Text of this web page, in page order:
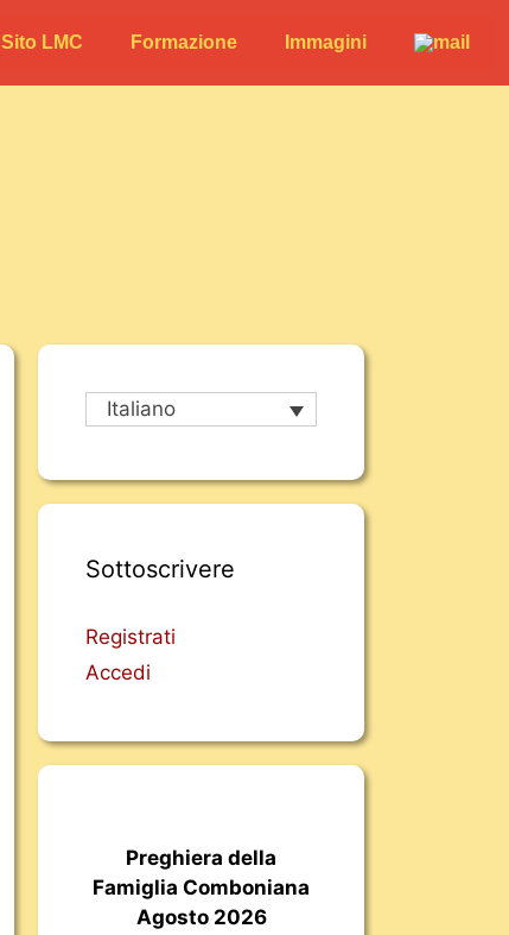
Sito LMC Formazione Immagini
Italiano
Sottoscrivere
Registrati
Accedi
Preghiera della
Famiglia Comboniana
Agosto 2026